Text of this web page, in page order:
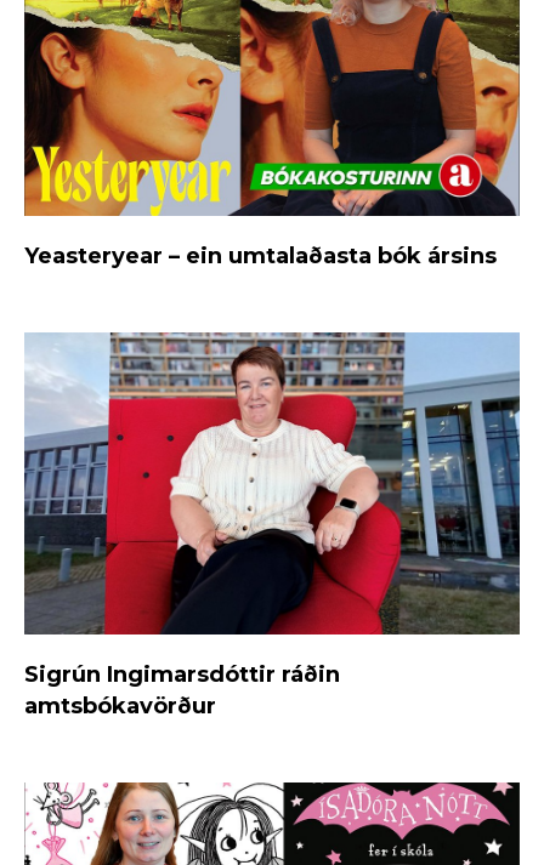
Yeasteryear – ein umtalaðasta bók ársins
Sigrún Ingimarsdóttir ráðin
amtsbókavörður